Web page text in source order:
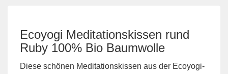
Ecoyogi Meditationskissen rund
Ruby 100% Bio Baumwolle
Diese schönen Meditationskissen aus der Ecoyogi-